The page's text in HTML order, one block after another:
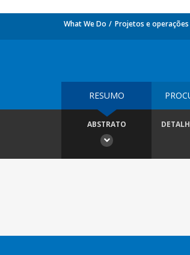
What We Do Projetos e operações
RESUMO
ABSTRATO